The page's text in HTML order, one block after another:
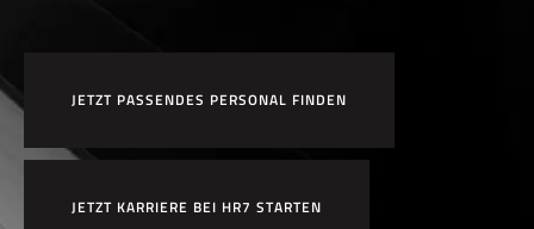
JETZT PASSENDES PERSONAL FINDEN
JETZT KARRIERE BEI HR7 STARTEN